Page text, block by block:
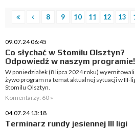
8 9 10 11 12 13
09.07.24 06:45
Co słychać w Stomilu Olsztyn?
Odpowiedź w naszym programie!
W poniedziałek (8 lipca 2024 roku)
żywo program na temat aktualnej sytuacji w III-
Stomilu Olsztyn.
Komentarzy: 60 »
04.07.24 13:18
Terminarz rundy jesiennej III ligi